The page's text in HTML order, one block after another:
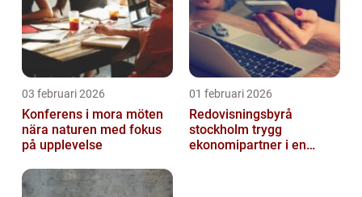
03 februari 2026
Konferens i mora möten
nära naturen med fokus
på upplevelse
01 februari 2026
Redovisningsbyrå
stockholm trygg
ekonomipartner i en